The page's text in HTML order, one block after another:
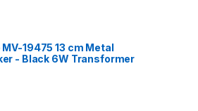
19475 13 cm Metal
- Black 6W Transformer